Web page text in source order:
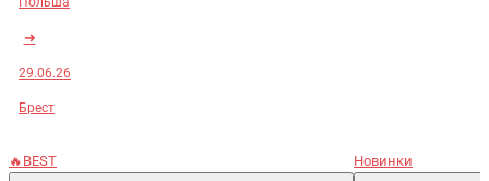
➜
29.06.26
Брест
🔥BEST Новинки